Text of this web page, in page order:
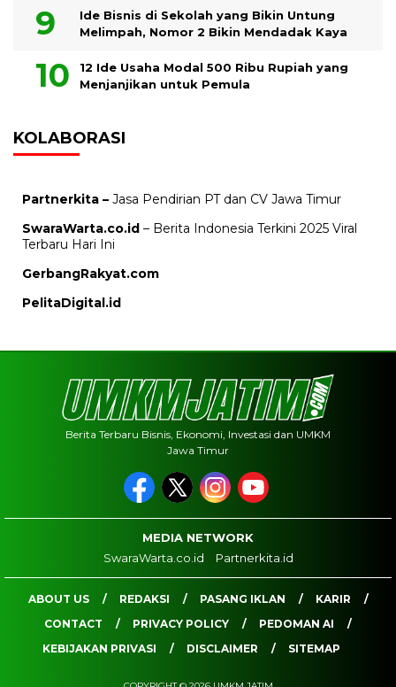
Ide Bisnis di Sekolah yang Bikin Untung
Melimpah, Nomor 2 Bikin Mendadak Kaya
12 Ide Usaha Modal 500 Ribu Rupiah yang
Menjanjikan untuk Pemula
KOLABORASI
Partnerkita – Jasa Pendirian PT dan CV Jawa Timur
SwaraWarta.co.id – Berita Indonesia Terkini 2025 Viral
Terbaru Hari Ini
GerbangRakyat.com
PelitaDigital.id
Berita Terbaru Bisnis, Ekonomi, Investasi dan UMKM
Jawa Timur
MEDIA NETWORK
SwaraWarta.co.id
Partnerkita.id
ABOUT US REDAKSI PASANG IKLAN
KARIR
CONTACT
PRIVACY POLICY
PEDOMAN AI
KEBIJAKAN PRIVASI
DISCLAIMER SITEMAP